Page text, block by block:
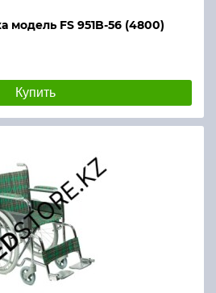
модель FS 951B-56 (4800)
Купить